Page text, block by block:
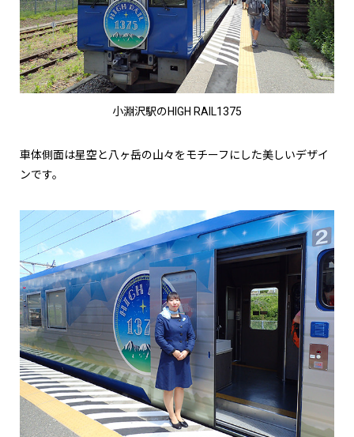
小淵沢駅のHIGH RAIL1375
車体側面は星空と八ヶ岳の山々をモチーフにした美しいデザイ
ンです。